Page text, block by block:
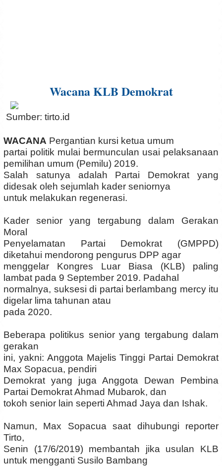
Wacana KLB Demokrat
Sumber: tirto.id
WACANA Pergantian kursi ketua umum
partai politik mulai bermunculan usai pelaksanaan
pemilihan umum (Pemilu) 2019.
Salah satunya adalah Partai Demokrat yang
didesak oleh sejumlah kader seniornya
untuk melakukan regenerasi.
Kader senior yang tergabung dalam Gerakan
Moral
Penyelamatan Partai Demokrat (GMPPD)
diketahui mendorong pengurus DPP agar
menggelar Kongres Luar Biasa (KLB) paling
lambat pada 9 September 2019. Padahal
normalnya, suksesi di partai berlambang mercy itu
digelar lima tahunan atau
pada 2020.
Beberapa politikus senior yang tergabung dalam
gerakan
ini, yakni: Anggota Majelis Tinggi Partai Demokrat
Max Sopacua, pendiri
Demokrat yang juga Anggota Dewan Pembina
Partai Demokrat Ahmad Mubarok, dan
tokoh senior lain seperti Ahmad Jaya dan Ishak.
Namun, Max Sopacua saat dihubungi reporter
Tirto,
Senin (17/6/2019) membantah jika usulan KLB
untuk mengganti Susilo Bambang